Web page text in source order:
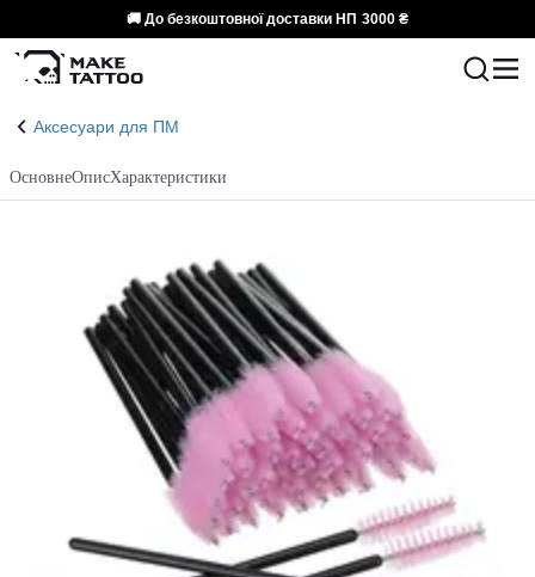
🚚 До безкоштовної доставки НП 3000 ₴
Аксесуари для ПМ
ОсновнеОписХарактеристики